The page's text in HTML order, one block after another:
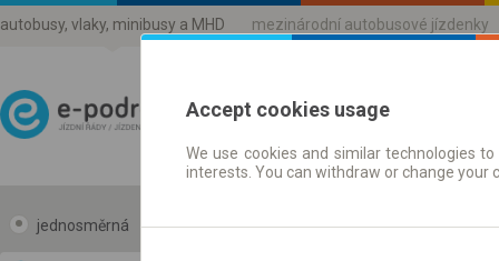
autobusy, vlaky, minibusy a MHD mezinárodní autobusové jízdenky
Jízdni řády a jízdenky
jednosměrná zpáteční
Accept cookies usage
We use cookies and similar technologies
interests. You can withdraw or change